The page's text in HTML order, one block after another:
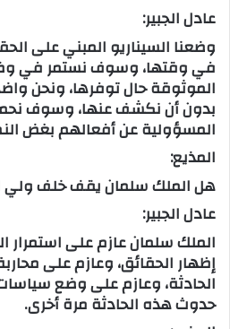
عادل الجبير:
وضعنا السيناريو المبني على
في وقتها، وسوف نستمر في
الموثوقة حال توفرها، ونحن
بدون أن نكشف عنها، وسوف
المسؤولية عن أفعالهم بغض
المذيع:
هل الملك سلمان يقف خلف ولي
عادل الجبير:
الملك سلمان عازم على استمرار
إظهار الحقائق، وعازم على
الحادثة، وعازم على وضع
حدوث هذه الحادثة مرة أخرى.